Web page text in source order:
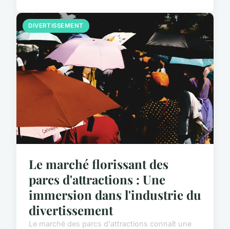
DIVERTISSEMENT
Le marché florissant des
parcs d'attractions : Une
immersion dans l'industrie du
divertissement
Le marché des parcs d'attractions connaît une